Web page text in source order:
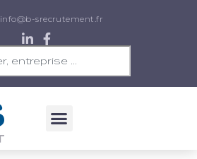
info@b-srecrutement.fr